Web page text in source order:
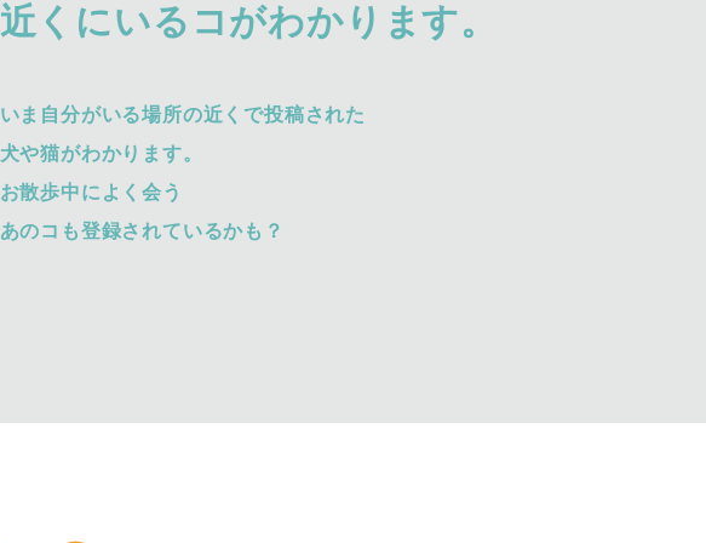
近くにいるコがわかります。
いま自分がいる場所の近くで投稿された
犬や猫がわかります。
お散歩中によく会う
あのコも登録されているかも？